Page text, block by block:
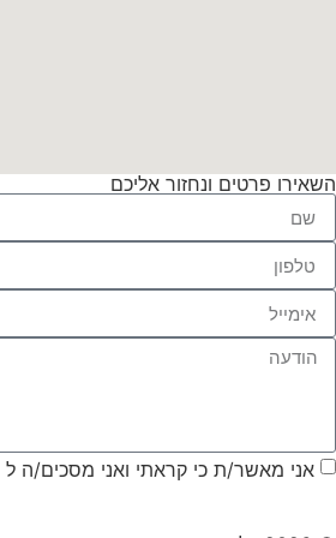
השאירו פרטים ונחזור אליכם
אני מאשר/ת כי קראתי ואני מסכים/ה ל